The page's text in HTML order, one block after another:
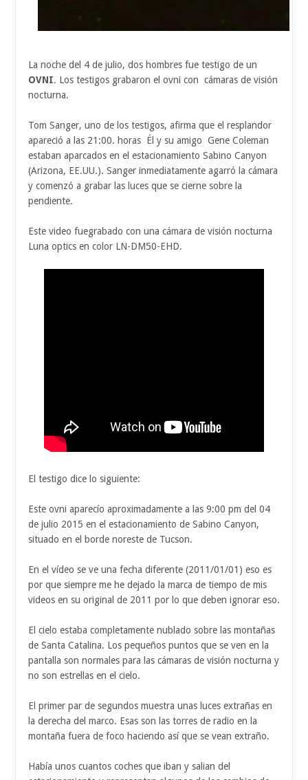
La noche del 4 de julio, dos hombres fue testigo de un
OVNI. Los testigos grabaron el ovni con cámaras de visión
nocturna.
Tom Sanger, uno de los testigos, afirma que el resplandor
apareció a las 21:00. horas Él y su amigo Gene Coleman
estaban aparcados en el estacionamiento Sabino Canyon
(Arizona, EE.UU.). Sanger inmediatamente agarró la cámara
y comenzó a grabar las luces que se cierne sobre la
pendiente.
Este video fuegrabado con una cámara de visión nocturna
Luna optics en color LN-DM50-EHD.
El testigo dice lo siguiente:
Este ovni aparecío aproximadamente a las 9:00 pm del 04
de julio 2015 en el estacionamiento de Sabino Canyon,
situado en el borde noreste de Tucson.
En el vídeo se ve una fecha diferente (2011/01/01) eso es
por que siempre me he dejado la marca de tiempo de mis
videos en su original de 2011 por lo que deben ignorar eso.
El cielo estaba completamente nublado sobre las montañas
de Santa Catalina. Los pequeños puntos que se ven en la
pantalla son normales para las cámaras de visión nocturna y
no son estrellas en el cielo.
El primer par de segundos muestra unas luces extrañas en
la derecha del marco. Esas son las torres de radio en la
montaña fuera de foco haciendo así que se vean extraño.
Había unos cuantos coches que iban y salian del